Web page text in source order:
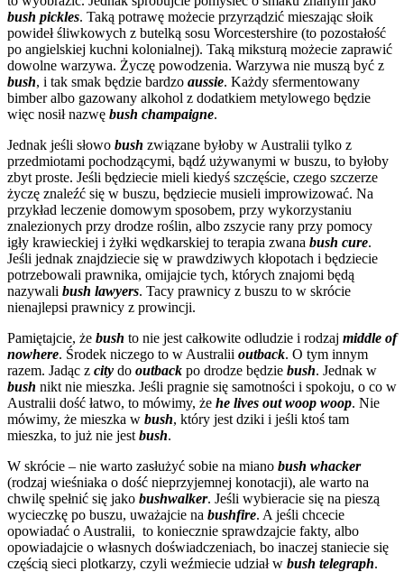
bush pickles. Taką potrawę możecie przyrządzić mieszając słoik
powideł śliwkowych z butelką sosu Worcestershire (to pozostałość
po angielskiej kuchni kolonialnej). Taką miksturą możecie zaprawić
dowolne warzywa. Życzę powodzenia. Warzywa nie muszą być z
bush, i tak smak będzie bardzo aussie. Każdy sfermentowany
bimber albo gazowany alkohol z dodatkiem metylowego będzie
więc nosił nazwę bush champaigne.
Jednak jeśli słowo bush związane byłoby w Australii tylko z
przedmiotami pochodzącymi, bądź używanymi w buszu, to byłoby
zbyt proste. Jeśli będziecie mieli kiedyś szczęście, czego szczerze
życzę znaleźć się w buszu, będziecie musieli improwizować. Na
przykład leczenie domowym sposobem, przy wykorzystaniu
znalezionych przy drodze roślin, albo zszycie rany przy pomocy
igły krawieckiej i żyłki wędkarskiej to terapia zwana bush cure.
Jeśli jednak znajdziecie się w prawdziwych kłopotach i będziecie
potrzebowali prawnika, omijajcie tych, których znajomi będą
nazywali bush lawyers. Tacy prawnicy z buszu to w skrócie
nienajlepsi prawnicy z prowincji.
Pamiętajcie, że bush to nie jest całkowite odludzie i rodzaj middle of
nowhere. Środek niczego to w Australii outback. O tym innym
razem. Jadąc z city do outback po drodze będzie bush. Jednak w
bush nikt nie mieszka. Jeśli pragnie się samotności i spokoju, o co w
Australii dość łatwo, to mówimy, że he lives out woop woop. Nie
mówimy, że mieszka w bush, który jest dziki i jeśli ktoś tam
mieszka, to już nie jest bush.
W skrócie – nie warto zasłużyć sobie na miano bush whacker
(rodzaj wieśniaka o dość nieprzyjemnej konotacji), ale warto na
chwilę spełnić się jako bushwalker. Jeśli wybieracie się na pieszą
wycieczkę po buszu, uważajcie na bushfire. A jeśli chcecie
opowiadać o Australii, to koniecznie sprawdzajcie fakty, albo
opowiadajcie o własnych doświadczeniach, bo inaczej staniecie się
częścią sieci plotkarzy, czyli weźmiecie udział w bush telegraph.